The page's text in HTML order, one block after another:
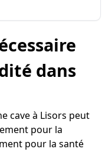
dans
cave à Lisors peut
pour la
pour la santé